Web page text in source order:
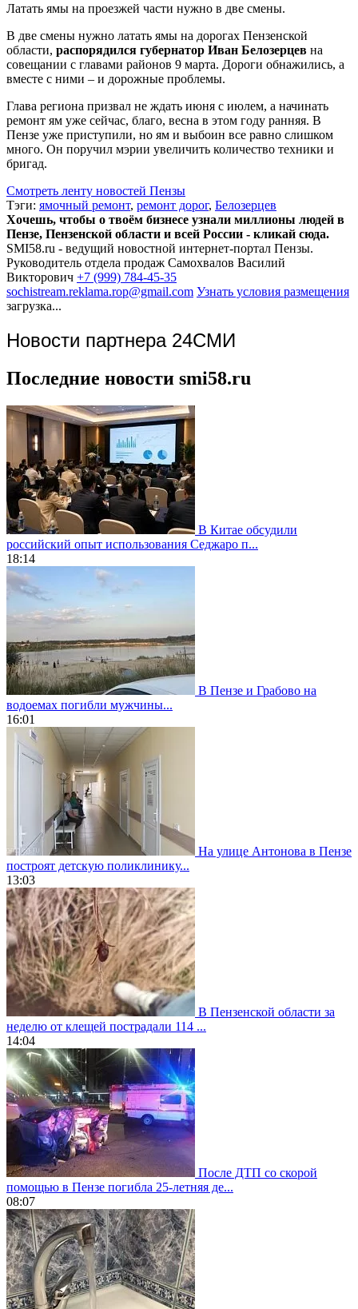
Латать ямы на проезжей части нужно в две смены.
В две смены нужно латать ямы на дорогах Пензенской
области, распорядился губернатор Иван Белозерцев на
совещании с главами районов 9 марта. Дороги обнажились, а
вместе с ними – и дорожные проблемы.
Глава региона призвал не ждать июня с июлем, а начинать
ремонт ям уже сейчас, благо, весна в этом году ранняя. В
Пензе уже приступили, но ям и выбоин все равно слишком
много. Он поручил мэрии увеличить количество техники и
бригад.
Смотреть ленту новостей Пензы
Тэги: ямочный ремонт, ремонт дорог, Белозерцев
Хочешь, чтобы о твоём бизнесе узнали миллионы людей в
Пензе, Пензенской области и всей России - кликай сюда.
SMI58.ru - ведущий новостной интернет-портал Пензы.
Руководитель отдела продаж Самохвалов Василий
Викторович +7 (999) 784-45-35
sochistream.reklama.rop@gmail.com Узнать условия размещения
загрузка...
Новости партнера 24СМИ
Последние новости smi58.ru
В Китае обсудили
российский опыт использования Седжаро п...
18:14
В Пензе и Грабово на
водоемах погибли мужчины...
16:01
На улице Антонова в Пензе
построят детскую поликлинику...
13:03
В Пензенской области за
неделю от клещей пострадали 114 ...
14:04
После ДТП со скорой
помощью в Пензе погибла 25-летняя де...
08:07